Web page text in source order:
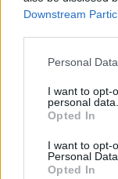
Downstream
Personal
I want to opt-
personal data.
Opted In
I want to opt-
Personal Data.
Opted In
vaikus: jiems
Žinios | Lietuvos
Vaizdai iš
vaiko gyvybių